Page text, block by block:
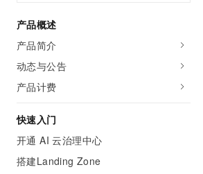
产品概述
产品简介
动态与公告
产品计费
快速入门
开通 AI 云治理中心
搭建Landing Zone
精选产品
容器
存储
精选解决方案
大数据
现代化应用